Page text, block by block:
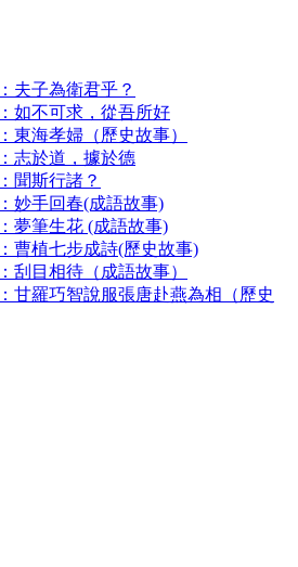
夫子為衛君乎？
如不可求，從吾所好
東海孝婦（歷史故事）
志於道，據於德
聞斯行諸？
妙手回春(成語故事)
夢筆生花 (成語故事)
曹植七步成詩(歷史故事)
刮目相待（成語故事）
甘羅巧智說服張唐赴燕為相（歷史